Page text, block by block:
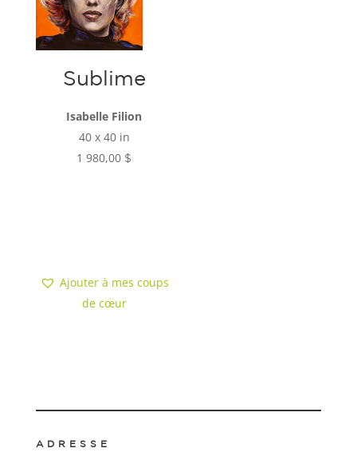
Sublime
Isabelle Filion
40 x 40 in
1 980,00 $
Ajouter à mes coups
de cœur
ADRESSE